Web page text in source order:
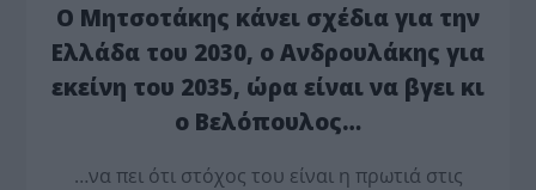
Ο Μητσοτάκης κάνει σχέδια για την
Ελλάδα του 2030, ο Ανδρουλάκης για
εκείνη του 2035, ώρα είναι να βγει κι
ο Βελόπουλος…
…να πει ότι στόχος του είναι η πρωτιά στις